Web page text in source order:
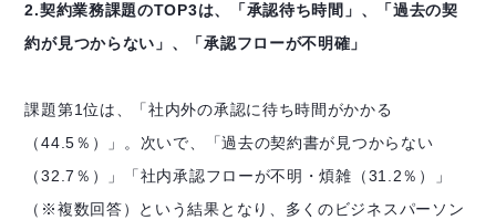
2.契約業務課題のTOP3は、「承認待ち時間」、「過去の契
約が見つからない」、「承認フローが不明確」
課題第1位は、「社内外の承認に待ち時間がかかる
（44.5％）」。次いで、「過去の契約書が見つからない
（32.7％）」「社内承認フローが不明・煩雑（31.2％）」
（※複数回答）
という結果となり、多くのビジネスパーソン